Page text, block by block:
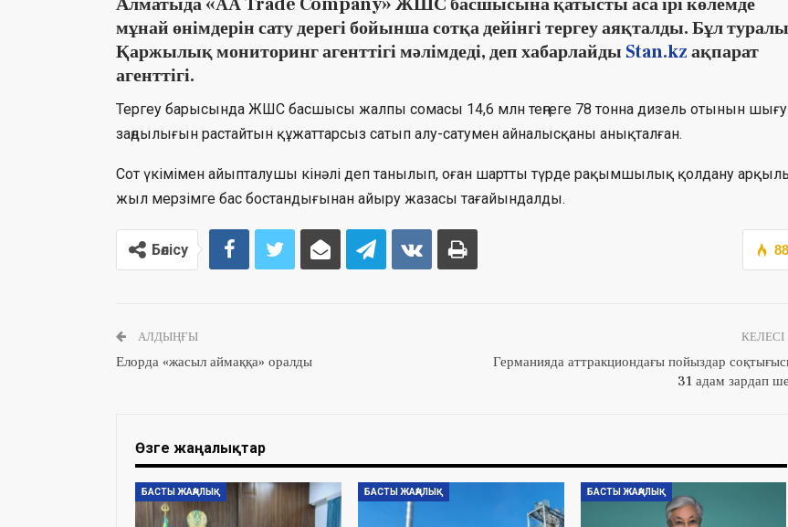
мұнай өнімдерін сату дерегі бойынша сотқа дейінгі тергеу аяқталды. Бұл туралы
Қаржылық мониторинг агенттігі мәлімдеді, деп хабарлайды Stan.kzақпарат
агенттігі.
Тергеу барысында ЖШС басшысы жалпы сомасы 14,6 млн теңгеге 78 тонна дизель отынын шығу
заңдылығын растайтын құжаттарсыз сатып алу-сатумен айналысқаны анықталған.
Сот үкімімен айыпталушы кінәлі деп танылып, оған шартты түрде рақымшылық қолдану
жыл мерзімге бас бостандығынан айыру жазасы тағайындалды.
Бөлісу
АЛДЫҢҒЫ
Елорда «жасыл аймаққа» оралды
КЕЛЕСІ
Германияда аттракциондағы пойыздар
31 адам зардап
Өзге жаңалықтар
БАСТЫ ЖАҢАЛЫҚ БАСТЫ ЖАҢАЛЫҚ БАСТЫ ЖАҢАЛЫҚ